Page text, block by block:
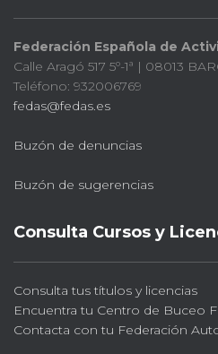
Federación Española de
Calle Aragó 517 5º-1ª | 08013
Teléfono: 932006769
fedas@fedas.es
Buzón de denuncias
Buzón de sugerencias
Consulta Cursos y
Consulta tus títulos y licencias
Encuentra tu Centro de Buceo
Contacta con tu Federación